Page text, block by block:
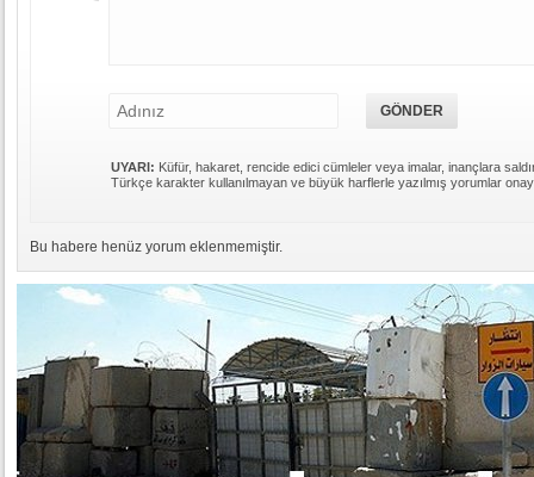
UYARI: Küfür, hakaret, rencide edici cümleler veya imalar, inançlara
Türkçe karakter kullanılmayan ve büyük harflerle yazılmış yorumlar
Bu habere henüz yorum eklenmemiştir.